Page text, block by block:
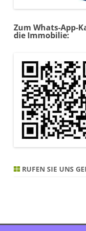
Zum Whats-App-
die Immobilie:
RUFEN SIE UNS